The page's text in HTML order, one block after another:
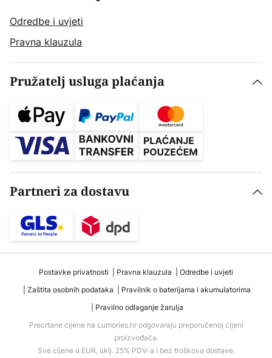
Odredbe i uvjeti
Pravna klauzula
Pružatelj usluga plaćanja
Partneri za dostavu
Postavke privatnosti Pravna klauzula
Odredbe i uvjeti
Zaštita osobnih podataka
Pravilnik o baterijama i akumulatorima
Pravilno odlaganje žarulja
Precrtane cijene na Lumories.hr odgovaraju preporučenoj cijeni
proizvođača.
Sve cijene u EUR, uklj. 25% PDV-a i bez troškova dostave.